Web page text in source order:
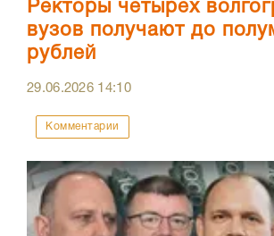
Ректоры четырех
вузов получают до
рублей
29.06.2026 14:10
Комментарии